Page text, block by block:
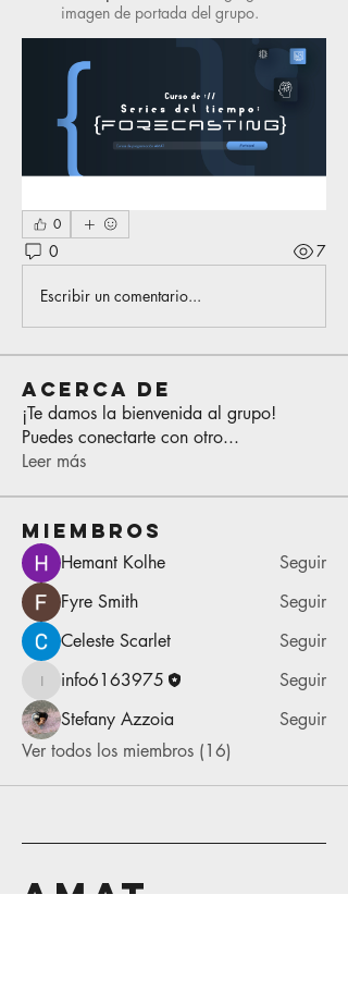
imagen de portada del grupo.
0
0 7
Escribir un comentario...
Acerca de
¡Te damos la bienvenida al grupo!
Puedes conectarte con otro...
Leer más
Miembros
Hemant Kolhe
Seguir
Fyre Smith
Seguir
Celeste Scarlet
Seguir
info6163975
info6163975
Seguir
Stefany Azzoia
Seguir
Ver todos los miembros (16)
AMAT